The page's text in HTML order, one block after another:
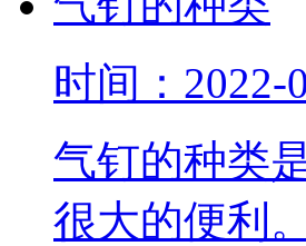
时间：2022-
气钉的种类
很大的便利